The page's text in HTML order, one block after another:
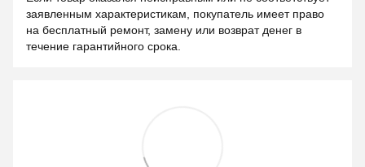
заявленным характеристикам, покупатель имеет право
на бесплатный ремонт, замену или возврат денег в
течение гарантийного срока.